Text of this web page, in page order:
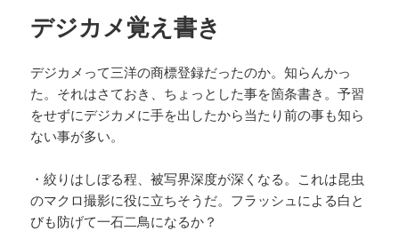
デジカメ覚え書き
デジカメって三洋の商標登録だったのか。知らんかっ
た。それはさておき、ちょっとした事を箇条書き。予習
をせずにデジカメに手を出したから当たり前の事も知ら
ない事が多い。
・絞りはしぼる程、被写界深度が深くなる。これは昆虫
のマクロ撮影に役に立ちそうだ。フラッシュによる白と
びも防げて一石二鳥になるか？